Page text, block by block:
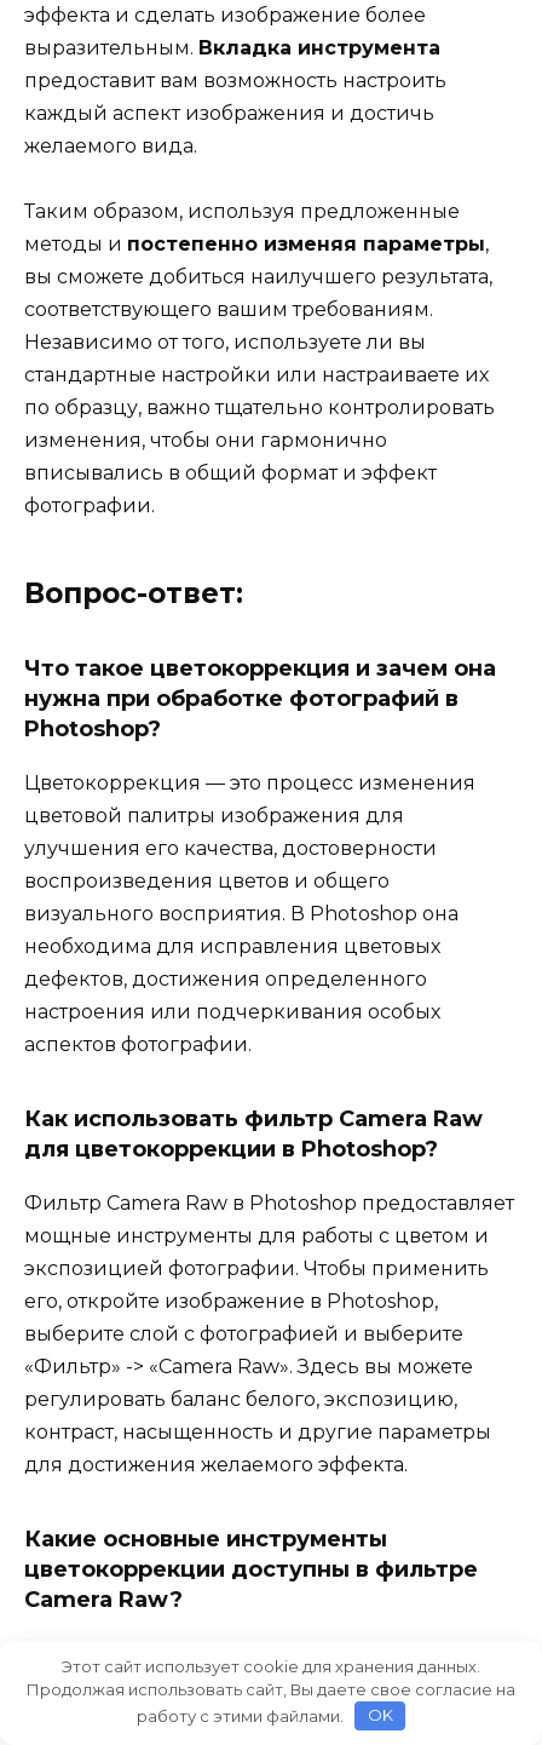
эффекта и сделать изображение более
выразительным. Вкладка инструмента
предоставит вам возможность настроить
каждый аспект изображения и достичь
желаемого вида.
Таким образом, используя предложенные
методы и постепенно изменяя параметры,
вы сможете добиться наилучшего результата,
соответствующего вашим требованиям.
Независимо от того, используете ли вы
стандартные настройки или настраиваете их
по образцу, важно тщательно контролировать
изменения, чтобы они гармонично
вписывались в общий формат и эффект
фотографии.
Вопрос-ответ:
Что такое цветокоррекция и зачем она
нужна при обработке фотографий в
Photoshop?
Цветокоррекция — это процесс изменения
цветовой палитры изображения для
улучшения его качества, достоверности
воспроизведения цветов и общего
визуального восприятия. В Photoshop она
необходима для исправления цветовых
дефектов, достижения определенного
настроения или подчеркивания особых
аспектов фотографии.
Как использовать фильтр Camera Raw
для цветокоррекции в Photoshop?
Фильтр Camera Raw в Photoshop предоставляет
мощные инструменты для работы с цветом и
экспозицией фотографии. Чтобы применить
его, откройте изображение в Photoshop,
выберите слой с фотографией и выберите
«Фильтр» -> «Camera Raw». Здесь вы можете
регулировать баланс белого, экспозицию,
контраст, насыщенность и другие параметры
для достижения желаемого эффекта.
Какие основные инструменты
цветокоррекции доступны в фильтре
Camera Raw?
коррекции баланса белого, настройки
экспозиции, управления контрастом и тонами,
Этот сайт использует cookie для хранения данных.
Продолжая использовать сайт, Вы даете свое согласие на
работу с этими файлами.
OK